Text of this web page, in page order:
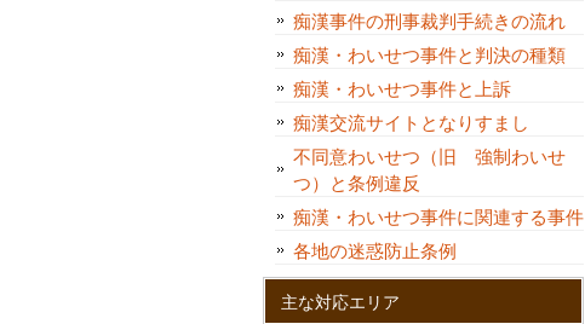
痴漢事件の刑事裁判手続きの流れ
痴漢・わいせつ事件と判決の種類
痴漢・わいせつ事件と上訴
痴漢交流サイトとなりすまし
不同意わいせつ（旧 強制わいせ
つ）と条例違反
痴漢・わいせつ事件に関連する事件
各地の迷惑防止条例
主な対応エリア